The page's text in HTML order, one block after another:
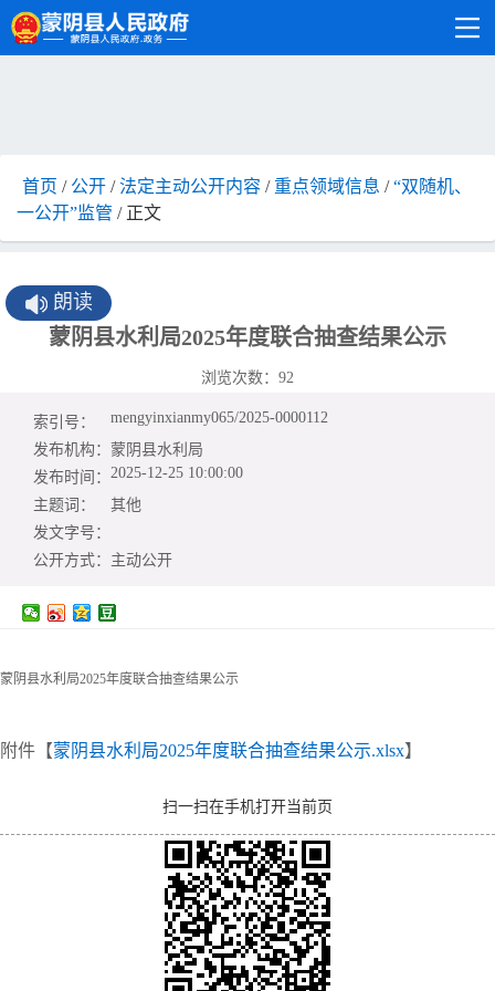
首页 / 公开 /法定主动公开内容 / 重点领域信息 /“双随机、
一公开”监管 / 正文
朗读
蒙阴县水利局2025年度联合抽查结果公示
浏览次数： 92
索引号：
mengyinxianmy065/2025-0000112
发布机构： 蒙阴县水利局
发布时间： 2025-12-25 10:00:00
主题词：
其他
发文字号：
公开方式： 主动公开
蒙阴县水利局2025年度联合抽查结果公示
附件【蒙阴县水利局2025年度联合抽查结果公示.xlsx】
扫一扫在手机打开当前页